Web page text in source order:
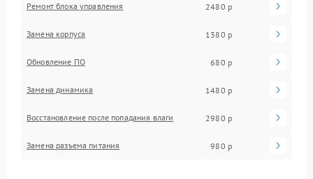
Ремонт блока управления 2480 р
Замена корпуса 1380 р
Обновление ПО 680 р
Замена динамика 1480 р
Восстановление после попадания влаги 2980 р
Замена разъема питания 980 р